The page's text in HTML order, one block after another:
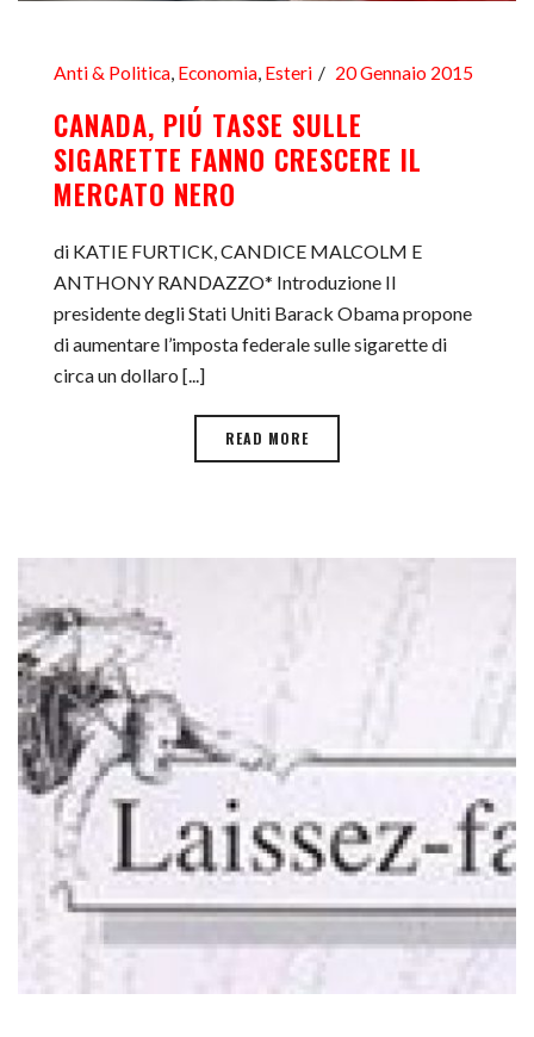
Anti & Politica, Economia, Esteri 20 Gennaio 2015
CANADA, PIÚ TASSE SULLE
SIGARETTE FANNO CRESCERE IL
MERCATO NERO
di KATIE FURTICK, CANDICE MALCOLM E
ANTHONY RANDAZZO* Introduzione Il
presidente degli Stati Uniti Barack Obama propone
di aumentare l’imposta federale sulle sigarette di
circa un dollaro [...]
READ MORE